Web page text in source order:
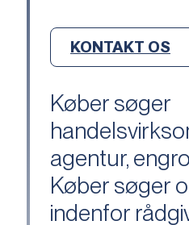
KONTAKT OS
Køber søger
agentur,
Køber søger
indenfor